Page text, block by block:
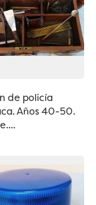
de policía
Años 40-50.